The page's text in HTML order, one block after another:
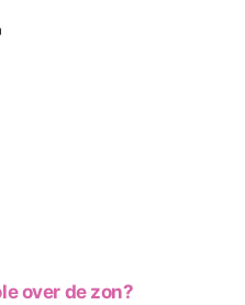
over de zon?